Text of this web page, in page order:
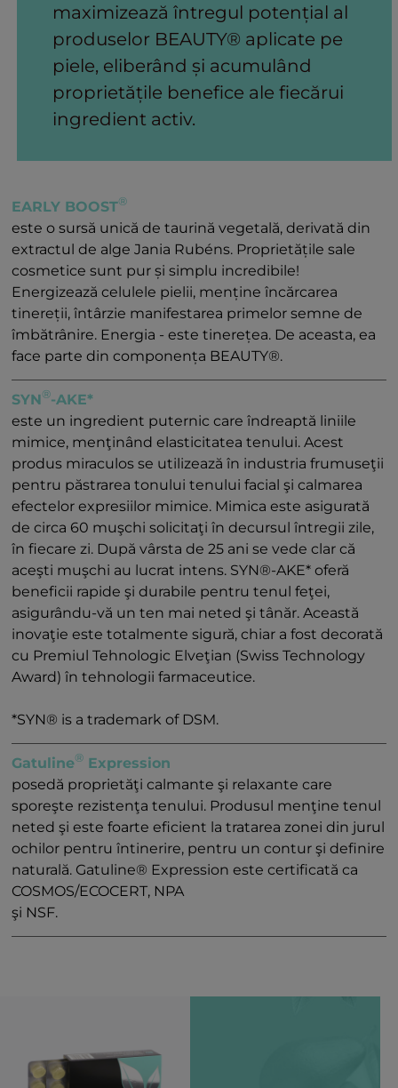
maximizează întregul potențial al
produselor BEAUTY® aplicate pe
piele, eliberând și acumulând
proprietățile benefice ale fiecărui
ingredient activ.
EARLY BOOST®
este o sursă unică de taurină vegetală, derivată din
extractul de alge Jania Rubéns. Proprietățile sale
cosmetice sunt pur și simplu incredibile!
Energizează celulele pielii, menține încărcarea
tinereții, întârzie manifestarea primelor semne de
îmbătrânire. Energia - este tinerețea. De aceasta, ea
face parte din componența BEAUTY®.
SYN®-AKE*
este un ingredient puternic care îndreaptă liniile
mimice, menţinând elasticitatea tenului. Acest
produs miraculos se utilizează în industria frumuseţii
pentru păstrarea tonului tenului facial şi calmarea
efectelor expresiilor mimice. Mimica este asigurată
de circa 60 muşchi solicitaţi în decursul întregii zile,
în fiecare zi. După vârsta de 25 ani se vede clar că
aceşti muşchi au lucrat intens. SYN®-AKE* oferă
beneficii rapide şi durabile pentru tenul feţei,
asigurându-vă un ten mai neted şi tânăr. Această
inovaţie este totalmente sigură, chiar a fost decorată
cu Premiul Tehnologic Elveţian (Swiss Technology
Award) în tehnologii farmaceutice.
*SYN® is a trademark of DSM.
Gatuline® Expression
posedă proprietăţi calmante şi relaxante care
sporeşte rezistenţa tenului. Produsul menţine tenul
neted şi este foarte eficient la tratarea zonei din jurul
ochilor pentru întinerire, pentru un contur şi definire
naturală. Gatuline® Expression este certificată ca
COSMOS/ECOCERT, NPA
şi NSF.